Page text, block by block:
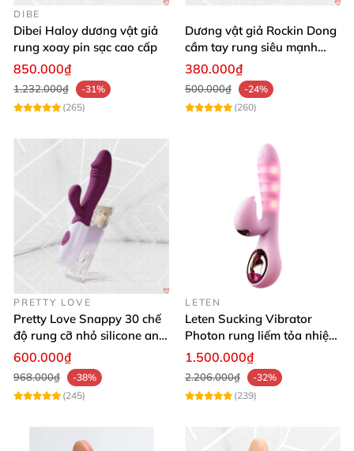
DIBE
Dibei Haloy dương vật giả
rung xoay pin sạc cao cấp
850.000₫
1.232.000₫
-31%
(265)
Dương vật giả Rockin Dong
cầm tay rung siêu mạnh
silicon y tế cao cấp
380.000₫
500.000₫
-24%
(260)
PRETTY LOVE
Pretty Love Snappy 30 chế
độ rung cỡ nhỏ silicone an
toàn pin AAA dễ dùng
600.000₫
968.000₫
-38%
(245)
LETEN
Leten Sucking Vibrator
Photon rung liếm tỏa nhiệt
pin sạc cao cấp
1.500.000₫
2.206.000₫
-32%
(239)